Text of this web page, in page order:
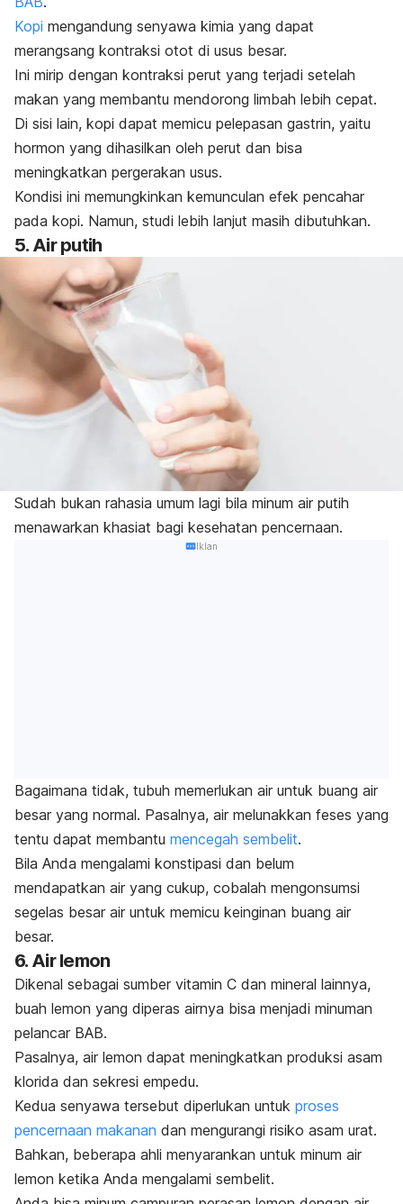
Kopi mengandung senyawa kimia yang dapat
merangsang kontraksi otot di usus besar.
Ini mirip dengan kontraksi perut yang terjadi setelah
makan yang membantu mendorong limbah lebih cepat.
Di sisi lain, kopi dapat memicu pelepasan gastrin, yaitu
hormon yang dihasilkan oleh perut dan bisa
meningkatkan pergerakan usus.
Kondisi ini memungkinkan kemunculan efek pencahar
pada kopi. Namun, studi lebih lanjut masih dibutuhkan.
5. Air putih
Sudah bukan rahasia umum lagi bila minum air putih
menawarkan khasiat bagi kesehatan pencernaan.
Iklan
Bagaimana tidak, tubuh memerlukan air untuk buang air
besar yang normal. Pasalnya, air melunakkan feses yang
tentu dapat membantu mencegah sembelit.
Bila Anda mengalami konstipasi dan belum
mendapatkan air yang cukup, cobalah mengonsumsi
segelas besar air untuk memicu keinginan buang air
besar.
6. Air lemon
Dikenal sebagai sumber vitamin C dan mineral lainnya,
buah lemon yang diperas airnya bisa menjadi minuman
pelancar BAB.
Pasalnya, air lemon dapat meningkatkan produksi asam
klorida dan sekresi empedu.
Kedua senyawa tersebut diperlukan untuk proses
pencernaan makanan dan mengurangi risiko asam urat.
Bahkan, beberapa ahli menyarankan untuk minum air
lemon ketika Anda mengalami sembelit.